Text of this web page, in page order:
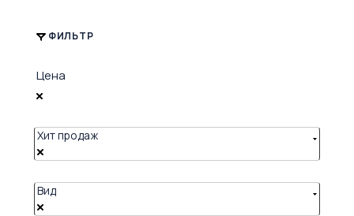
ФИЛЬТР
Цена
Хит продаж
Вид